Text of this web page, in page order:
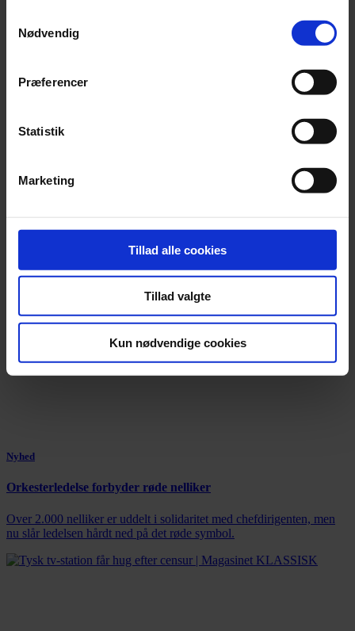
Nødvendig
Præferencer
Statistik
Marketing
Tillad alle cookies
Tillad valgte
Kun nødvendige cookies
Nyhed
Orkesterledelse forbyder røde nelliker
Over 2.000 nelliker er uddelt i solidaritet med chefdirigenten, men
nu slår ledelsen hårdt ned på det røde symbol.